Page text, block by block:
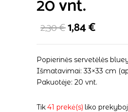
20 vnt.
2,30€1,84€
Popierinės servetėlės
Išmatavimai: 33×33 cm
Pakuotėje: 20 vnt.
Tik41 prekė(s) liko